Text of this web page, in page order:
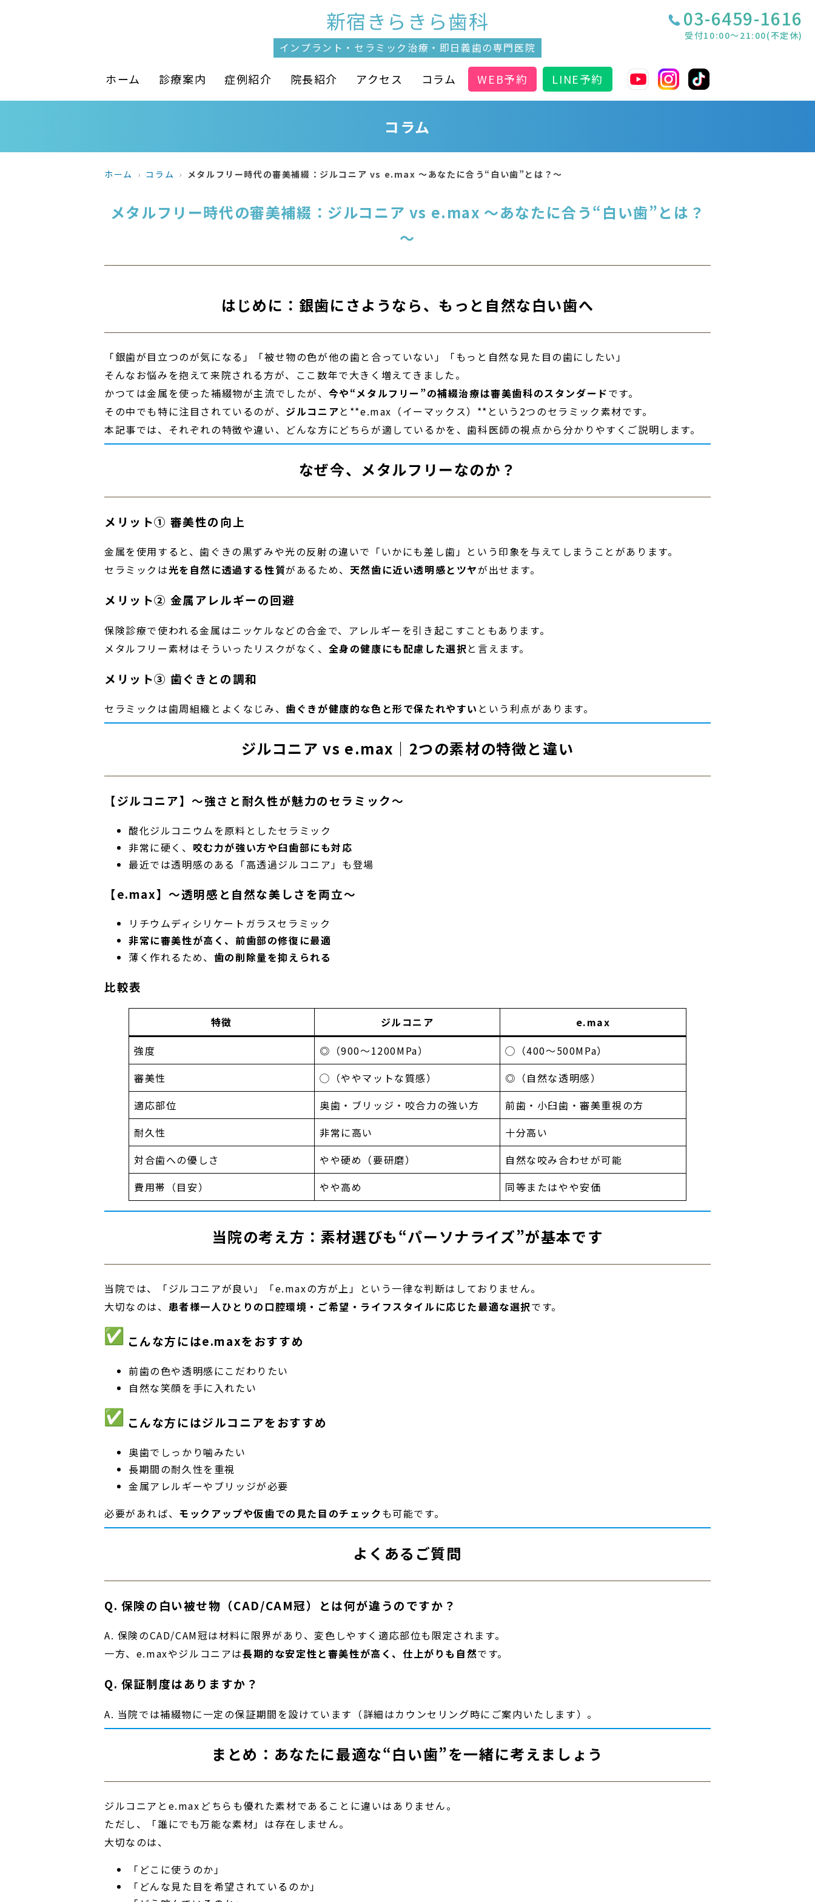
新宿きらきら歯科
インプラント・セラミック治療・ 即日義歯の専門医院
ホーム 診療案内 症例紹介 院長紹介 アクセス コラム WEB予約 LINE予約
03-6459-1616
受付10:00〜21:00(不定休)
コラム
ホーム コラム メタルフリー時代の審美補綴：ジルコニア vs e.max ～あなたに合う“白い歯”とは？～
メタルフリー時代の審美補綴：ジルコニア vs e.max ～あなたに合う“白い歯”とは？
～
はじめに：銀歯にさようなら、もっと自然な白い歯へ
「銀歯が目立つのが気になる」「被せ物の色が他の歯と合っていない」「もっと自然な見た目の歯にしたい」――
そんなお悩みを抱えて来院される方が、ここ数年で大きく増えてきました。
かつては金属を使った補綴物が主流でしたが、 今や“メタルフリー”の補綴治療は審美歯科のスタンダードです。
その中でも特に注目されているのが、 ジルコニアと**e.max（イーマックス）**という2つのセラミック素材です。
本記事では、それぞれの特徴や違い、どんな方にどちらが適しているかを、歯科医師の視点から分かりやすくご説明します。
なぜ今、メタルフリーなのか？
メリット① 審美性の向上
金属を使用すると、歯ぐきの黒ずみや光の反射の違いで「いかにも差し歯」という印象を与えてしまうことがあります。
セラミックは光を自然に透過する性質があるため、 天然歯に近い透明感とツヤが出せます。
メリット② 金属アレルギーの回避
保険診療で使われる金属はニッケルなどの合金で、アレルギーを引き起こすこともあります。
メタルフリー素材はそういったリスクがなく、 全身の健康にも配慮 した選択と言えます。
メリット③ 歯ぐきとの調和
セラミックは歯周組織とよくなじみ、歯ぐきが健康的な色と形で保たれやすい という利点があります。
ジルコニア vs e.max｜2つの素材の特徴と違い
【ジルコニア】～強さと耐久性が魅力のセラミック～
酸化ジルコニウムを原料としたセラミック
非常に硬く、 咬む力が強い方や臼歯部にも対応
最近では透明感のある「高透過ジルコニア」も登場
【e.max】～透明感と自然な美しさを両立～
リチウムディシリケートガラスセラミック
非常に審美性が高く、前歯部の修復に最適
薄く作れるため、 歯の削除量を抑えられる
比較表
特徴 ジルコニア
e.max
強度
◎（900〜1200MPa）
◯（400〜500MPa）
審美性
◯（ややマットな質感）
◎（自然な透明感）
適応部位
奥歯・ブリッジ・咬合力の強い方
前歯・小臼歯・審美重視の方
耐久性
非常に高い
十分高い
対合歯への優しさ
やや硬め（要研磨）
自然な咬み合わせが可能
費用帯（目安）
やや高め 同等またはやや安価
当院の考え方：素材選びも“パーソナライズ”が基本です
当院では、「ジルコニアが良い」「e.maxの方が上」という一律な判断はしておりません。
大切なのは、 患者様一人ひとりの口腔環境・ご希望・ ライフスタイルに応じた最適な選択です。
こんな方にはe.maxをおすすめ
前歯の色や透明感にこだわりたい
自然な笑顔を手に入れたい
こんな方にはジルコニアをおすすめ
奥歯でしっかり噛みたい
長期間の耐久性を重視
金属アレルギーやブリッジが必要
必要があれば、 モックアップや仮歯での見た目のチェックも可能です。
よくあるご質問
Q. 保険の白い被せ物（CAD/CAM冠）とは何が違うのですか？
A. 保険のCAD/CAM冠は材料に限界があり、変色しやすく適応部位も限定されます。
一方、e.maxやジルコニアは長期的な安定性と審美性が高く、仕上がりも自然です。
Q. 保証制度はありますか？
A. 当院では補綴物に一定の保証期間を設けています（詳細はカウンセリング時にご案内いたします）。
まとめ：あなたに最適な“白い歯”を一緒に考えましょう
ジルコニアとe.max――どちらも優れた素材であることに違いはありません。
ただし、「誰にでも万能な素材」は存在しません。
大切なのは、
「どこに使うのか」
「どんな見た目を希望されているのか」